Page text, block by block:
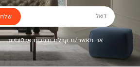
דואל
אני מאשר/ת קבלת חומרים פרסומיים
שלח